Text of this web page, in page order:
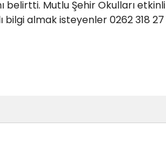
belirtti. Mutlu Şehir Okulları
almak isteyenler 0262 318